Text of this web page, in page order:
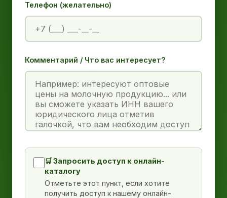
Телефон (желательно)
Комментарий / Что вас интересует?
🛒 Запросить доступ к онлайн-
каталогу
Отметьте этот пункт, если хотите
получить доступ к нашему онлайн-